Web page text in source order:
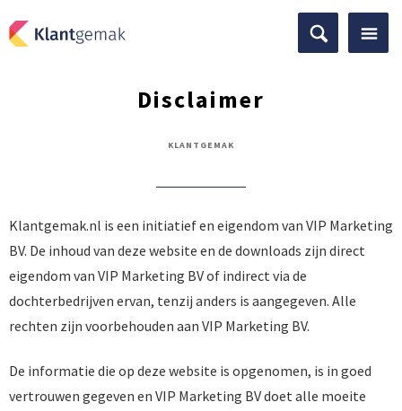
Disclaimer
KLANTGEMAK
Klantgemak.nl is een initiatief en eigendom van VIP Marketing
BV. De inhoud van deze website en de downloads zijn direct
eigendom van VIP Marketing BV of indirect via de
dochterbedrijven ervan, tenzij anders is aangegeven. Alle
rechten zijn voorbehouden aan VIP Marketing BV.
De informatie die op deze website is opgenomen, is in goed
vertrouwen gegeven en VIP Marketing BV doet alle moeite